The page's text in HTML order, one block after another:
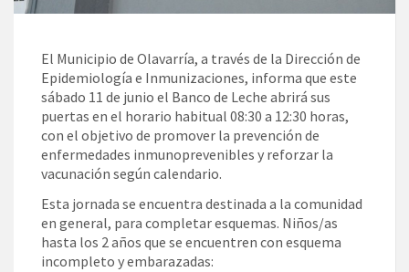
El Municipio de Olavarría, a través de la Dirección de
Epidemiología e Inmunizaciones, informa que este
sábado 11 de junio el Banco de Leche abrirá sus
puertas en el horario habitual 08:30 a 12:30 horas,
con el objetivo de promover la prevención de
enfermedades inmunoprevenibles y reforzar la
vacunación según calendario.
Esta jornada se encuentra destinada a la comunidad
en general, para completar esquemas. Niños/as
hasta los 2 años que se encuentren con esquema
incompleto y embarazadas: